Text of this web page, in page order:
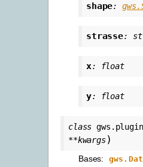
shape:
strasse:
x: float
y: float
class
**kwargs)
Bases: